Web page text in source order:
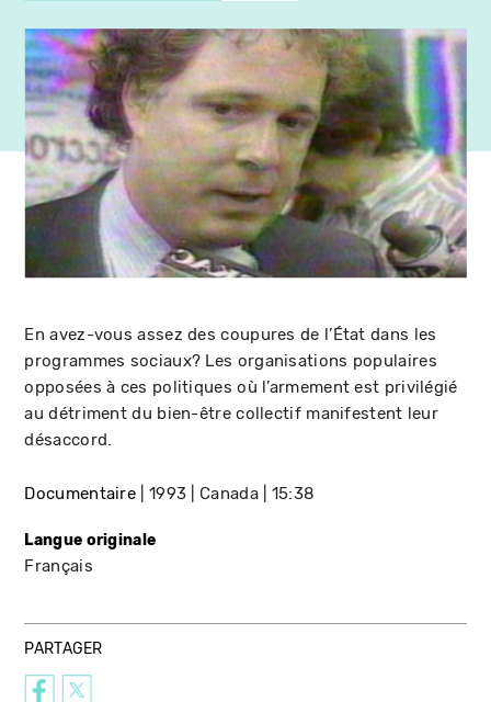
En avez-vous assez des coupures de l’État dans les
programmes sociaux? Les organisations populaires
opposées à ces politiques où l’armement est privilégié
au détriment du bien-être collectif manifestent leur
désaccord.
Documentaire 1993 Canada 15:38
Langue originale
Français
PARTAGER